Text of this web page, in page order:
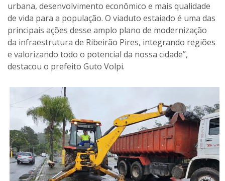
urbana, desenvolvimento econômico e mais qualidade
de vida para a população. O viaduto estaiado é uma das
principais ações desse amplo plano de modernização
da infraestrutura de Ribeirão Pires, integrando regiões
e valorizando todo o potencial da nossa cidade”,
destacou o prefeito Guto Volpi.